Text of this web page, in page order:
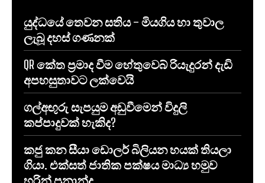
යුද්ධයේ තෙවන සතිය – මියගිය හා තුවාල
ලැබූ දහස් ගණනක්
QR කේත ප්‍රමාද වීම හේතුවෙබ් රියැදුරන් දැඩි
අපහසුතාවට ලක්වෙයි
ගල්අඟුරු සැපයුම අඩුවීමෙන් විදුලි
කප්පාදුවක් හැකිද?
කජු කන සීයා ඩොලර් බිලියන හයක් තියලා
ගියා. එක්සත් ජාතික පක්ෂය මාධ්‍ය හමුව
හරින් ප්‍රනාන්දු